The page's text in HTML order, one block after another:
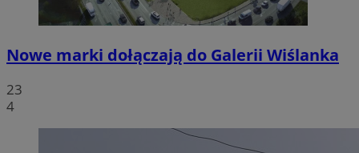
Nowe marki dołączają do Galerii Wiślanka
23
4